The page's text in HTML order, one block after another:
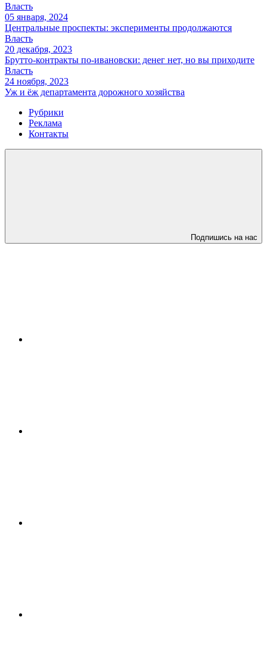
Власть
05 января, 2024
Центральные проспекты: эксперименты продолжаются
Власть
20 декабря, 2023
Брутто-контракты по-ивановски: денег нет, но вы приходите
Власть
24 ноября, 2023
Уж и ёж департамента дорожного хозяйства
Рубрики
Реклама
Контакты
Подпишись на нас